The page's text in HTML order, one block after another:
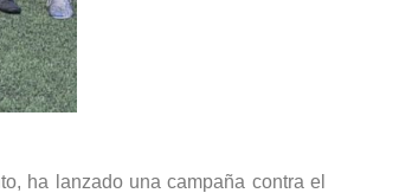
ha lanzado una campaña contra el